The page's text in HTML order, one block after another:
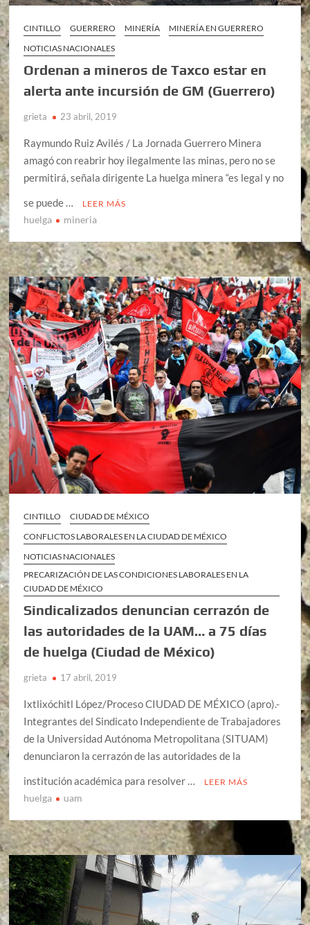
CINTILLO GUERRERO MINERÍA
MINERÍA EN GUERRERO
NOTICIAS NACIONALES
Ordenan a mineros de Taxco estar en
alerta ante incursión de GM (Guerrero)
grieta 23 abril, 2019
Raymundo Ruiz Avilés / La Jornada Guerrero Minera
amagó con reabrir hoy ilegalmente las minas, pero no se
permitirá, señala dirigente La huelga minera “es legal y no
se puede …
LEER MÁS
huelga mineria
CINTILLO
CIUDAD DE MÉXICO
CONFLICTOS LABORALES EN LA CIUDAD DE MÉXICO
NOTICIAS NACIONALES
PRECARIZACIÓN DE LAS CONDICIONES LABORALES EN LA
CIUDAD DE MÉXICO
Sindicalizados denuncian cerrazón de
las autoridades de la UAM… a 75 días
de huelga (Ciudad de México)
grieta 17 abril, 2019
Ixtlixóchitl López/Proceso CIUDAD DE MÉXICO (apro).-
Integrantes del Sindicato Independiente de Trabajadores
de la Universidad Autónoma Metropolitana (SITUAM)
denunciaron la cerrazón de las autoridades de la
institución académica para resolver …
LEER MÁS
huelga uam